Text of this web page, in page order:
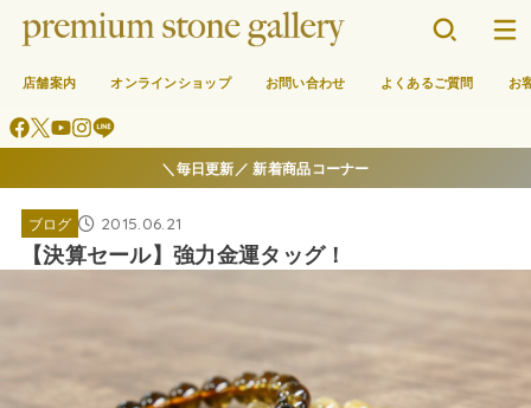
店舗案内 オンラインショップ お問い合わせ よくあるご質問 お
＼毎日更新／ 新着商品コーナー
ブログ 2015.06.21
【決算セール】強力金運タッグ！